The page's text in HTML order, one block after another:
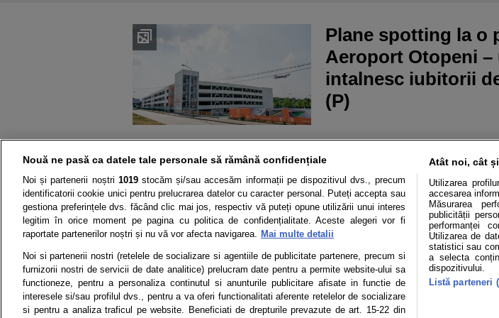
Plane spotting la o
Aeroport Otopeni –
intalnesc iubitorii
(P)
Știri Test drive Mașini electrice Utile
Termeni si conditii Politica de confidentialitate Politica de
Nouă ne pasă ca datele tale personale să rămână confidențiale
Noi și partenerii noștri 1019stocăm și/sau accesăm informații pe dispozitivul dvs., precum
identificatorii cookie unici pentru prelucrarea datelor cu caracter personal. Puteți accepta sau
gestiona preferințele dvs. făcând clic mai jos, respectiv vă puteți opune utilizării unui interes
legitim în orice moment pe pagina cu politica de confidențialitate. Aceste alegeri vor fi
raportate partenerilor noștri și nu vă vor afecta navigarea. Mai multe detalii
Noi si partenerii nostri (retelele de socializare si agentiile de publicitate partenere, precum si
furnizorii nostri de servicii de date analitice) prelucram date pentru a permite website-ului sa
functioneze, pentru a personaliza continutul si anunturile publicitare afisate in functie de
interesele si/sau profilul dvs., pentru a va oferi functionalitati aferente retelelor de socializare
si pentru a analiza traficul pe website. Beneficiati de drepturile prevazute de art. 15-22 din
Atât noi, cât
Utilizarea
accesarea
Măsurarea
publicității
performanței
Utilizarea de
statistici sau
a selecta
dispozitivului.
Listă parteneri